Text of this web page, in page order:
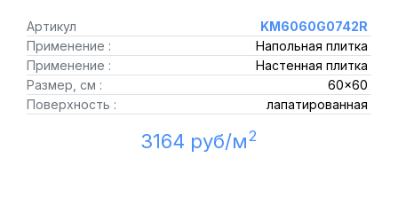
Артикул
KM6060G0742R
Применение :
Напольная плитка
Применение :
Настенная плитка
Размер, см :
60x60
Поверхность :
лапатированная
3164 руб/м2